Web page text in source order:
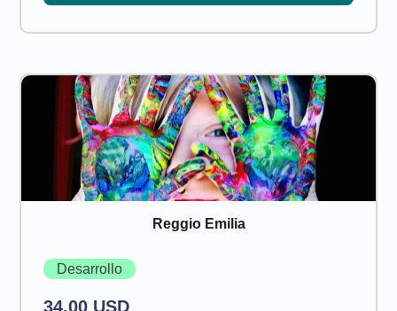
Reggio Emilia
Desarrollo
34,00 USD